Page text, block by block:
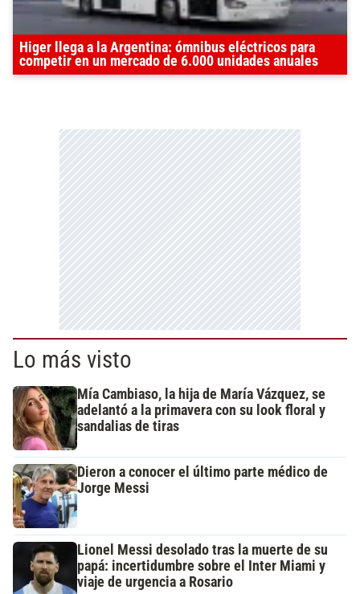
Higer llega a la Argentina: ómnibus eléctricos para
competir en un mercado de 6.000 unidades anuales
Lo más visto
Mía Cambiaso, la hija de María Vázquez, se
adelantó a la primavera con su look floral y
sandalias de tiras
Dieron a conocer el último parte médico de
Jorge Messi
Lionel Messi desolado tras la muerte de su
papá: incertidumbre sobre el Inter Miami y
viaje de urgencia a Rosario